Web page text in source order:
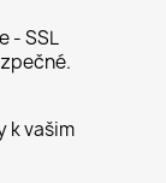
- SSL
k vašim